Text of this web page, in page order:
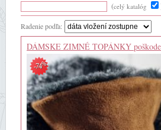
(celý katalóg
Radenie podľa:
DÁMSKE ZIMNÉ TOPÁNKY
-74%